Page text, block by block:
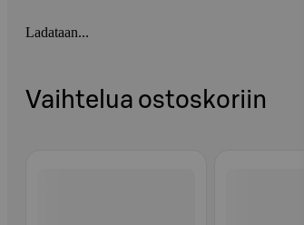
Ladataan...
Vaihtelua ostoskoriin